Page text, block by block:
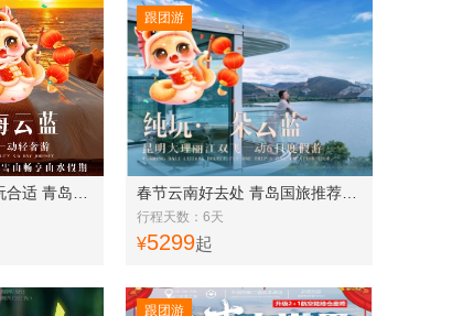
行程天数：6天
¥5299起
跟团游
跟团游